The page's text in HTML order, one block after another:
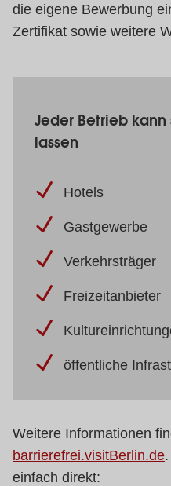
die eigene Bewerbung
Zertifikat sowie weitere
Jeder Betrieb kann
lassen
Hotels
Gastgewerbe
Verkehrsträger
Freizeitanbieter
öffentliche
Weitere Informationen
barrierefrei.visitBerlin.de
einfach direkt: